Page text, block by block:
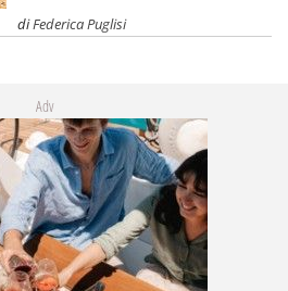
diFederica Puglisi
Adv